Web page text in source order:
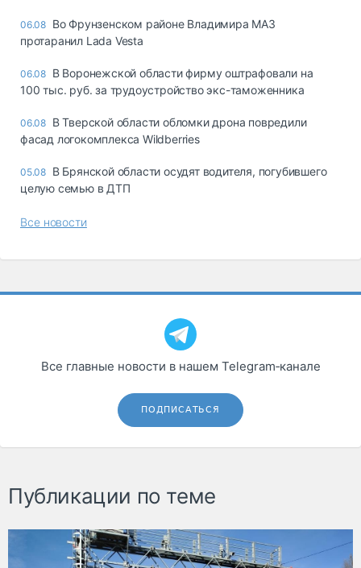
06.08 Во Фрунзенском районе Владимира МАЗ
протаранил Lada Vesta
06.08 В Воронежской области фирму оштрафовали на
100 тыс. руб. за трудоустройство экс-таможенника
06.08 В Тверской области обломки дрона повредили
фасад логокомплекса Wildberries
05.08 В Брянской области осудят водителя, погубившего
целую семью в ДТП
Все новости
Все главные новости в нашем Telegram‑канале
ПОДПИСАТЬСЯ
Публикации по теме